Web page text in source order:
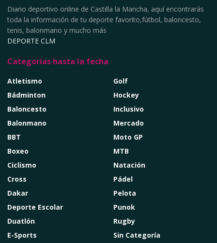
Diario deportivo online de Castilla la Mancha, aquí encontrarás
toda la información de tu deporte favorito,fútbol, baloncesto,
tenis, balonmano y mucho más
DEPORTE CLM
Categorías hasta la fecha
Atletismo
Bádminton
Baloncesto
Balonmano
BBT
Boxeo
Ciclismo
Cross
Dakar
Deporte Escolar
Duatlón
E-Sports
Golf
Hockey
Inclusivo
Mercado
Moto GP
MTB
Natación
Pádel
Pelota
Punok
Rugby
Sin Categoría